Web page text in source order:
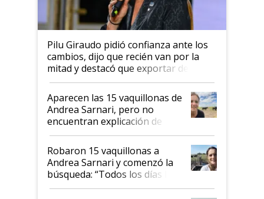
Pilu Giraudo pidió confianza ante los
cambios, dijo que recién van por la
mitad y destacó que exportar dejó de
ser "para unos pocos": "Tenemos un
mandato muy claro del gobierno
nacional"
Aparecen las 15 vaquillonas de
Andrea Sarnari, pero no
encuentran explicación de
cómo llegaron allí
Robaron 15 vaquillonas a
Andrea Sarnari y comenzó la
búsqueda: “Todos los días le
toca a algún productor”